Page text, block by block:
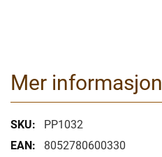
Mer informasjon
Mer
informasjon
PP1032
8052780600330